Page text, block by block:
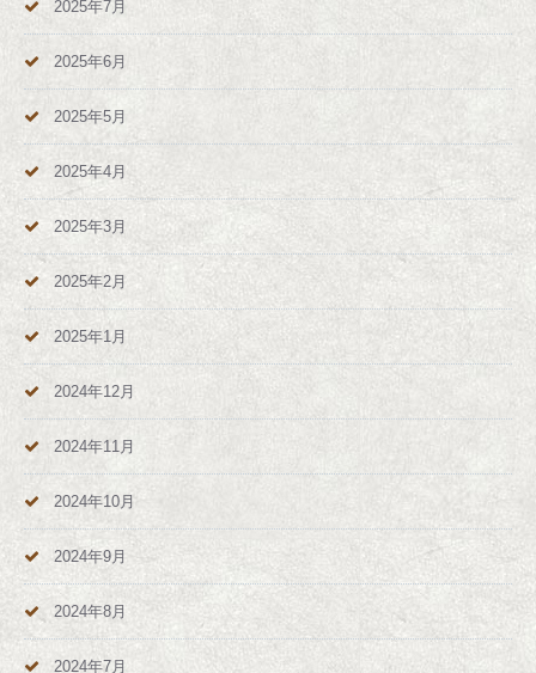
2025年7月
2025年6月
2025年5月
2025年4月
2025年3月
2025年2月
2025年1月
2024年12月
2024年11月
2024年10月
2024年9月
2024年8月
2024年7月